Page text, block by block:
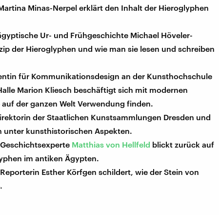
Minas-Nerpel erklärt den Inhalt der Hieroglyphen
Ur- und Frühgeschichte Michael Höveler-
der Hieroglyphen und wie man sie lesen und schreiben
für Kommunikationsdesign an der Kunsthochschule
Marion Kliesch beschäftigt sich mit modernen
der ganzen Welt Verwendung finden.
der Staatlichen Kunstsammlungen Dresden und
unter kunsthistorischen Aspekten.
Matthias von Hellfeld blickt zurück auf
im antiken Ägypten.
Esther Körfgen schildert, wie der Stein von